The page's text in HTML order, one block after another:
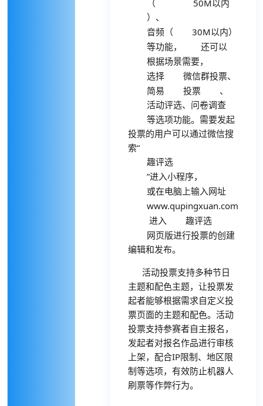
（ 50M以内
）、
音频（
30M以内）
等功能， 还可以
根据场景需要，
选择 微信群投票、
简易 投票
、
活动评选、问卷调查
等选项功能。需要发起
投票的用户可以通过微信搜
索“
趣评选
”进入小程序，
或在电脑上输入网址
www.qupingxuan.com
进入
趣评选
网页版进行投票的创建
编辑和发布。
活动投票支持多种节日
主题和配色主题，让投票发
起者能够根据需求自定义投
票页面的主题和配色。活动
投票支持参赛者自主报名，
发起者对报名作品进行审核
上架，配合IP限制、地区限
制等选项，有效防止机器人
刷票等作弊行为。